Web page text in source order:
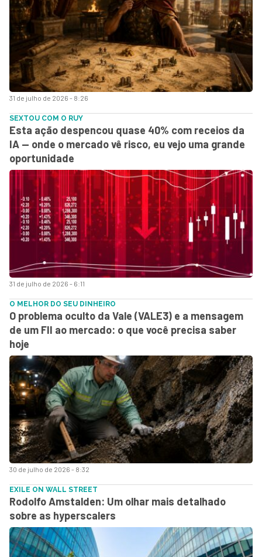
31 de julho de 2026 - 8:26
31 de julho de 2026 - 6:11
SEXTOU COM O RUY
Esta ação despencou quase 40% com receios da
IA — onde o mercado vê risco, eu vejo uma grande
oportunidade
30 de julho de 2026 - 8:32
O MELHOR DO SEU DINHEIRO
O problema oculto da Vale (VALE3) e a mensagem
de um FII ao mercado: o que você precisa saber
hoje
EXILE ON WALL STREET
Rodolfo Amstalden: Um olhar mais detalhado
sobre as hyperscalers